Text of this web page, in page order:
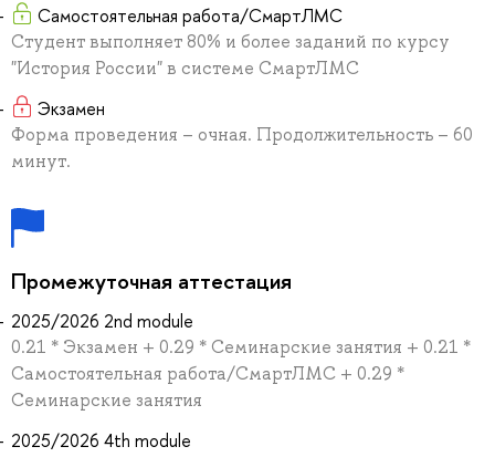
Самостоятельная работа/СмартЛМС
Студент выполняет 80% и более заданий по курсу
"История России" в системе СмартЛМС
Экзамен
Форма проведения – очная. Продолжительность – 60
минут.
Промежуточная аттестация
2025/2026 2nd module
0.21 * Экзамен + 0.29 * Семинарские занятия + 0.21 *
Самостоятельная работа/СмартЛМС + 0.29 *
Семинарские занятия
2025/2026 4th module